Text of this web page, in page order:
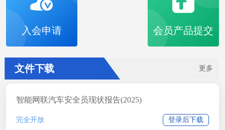
入会申请 会员产品提交
文件下载 更多
智能网联汽车安全员现状报告(2025)
完全开放 登录后下载